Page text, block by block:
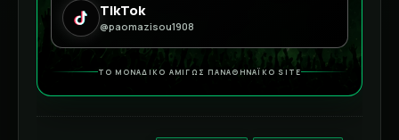
TikTok
@paomazisou1908
ΤΟ ΜΟΝΑΔΙΚΟ ΑΜΙΓΩΣ ΠΑΝΑΘΗΝΑΪΚΟ SITE